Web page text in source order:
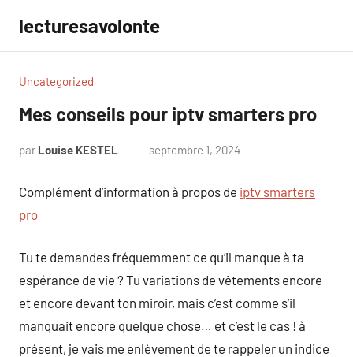
contenu
lecturesavolonte
Uncategorized
Mes conseils pour iptv smarters pro
par Louise KESTEL septembre 1, 2024
Complément d’information à propos de iptv smarters
pro
Tu te demandes fréquemment ce qu’il manque à ta
espérance de vie ? Tu variations de vêtements encore
et encore devant ton miroir, mais c’est comme s’il
manquait encore quelque chose… et c’est le cas ! à
présent, je vais me enlèvement de te rappeler un indice